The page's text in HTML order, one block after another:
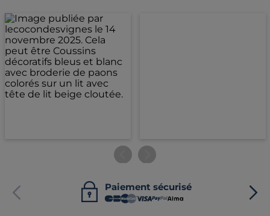
Paiement sécurisé